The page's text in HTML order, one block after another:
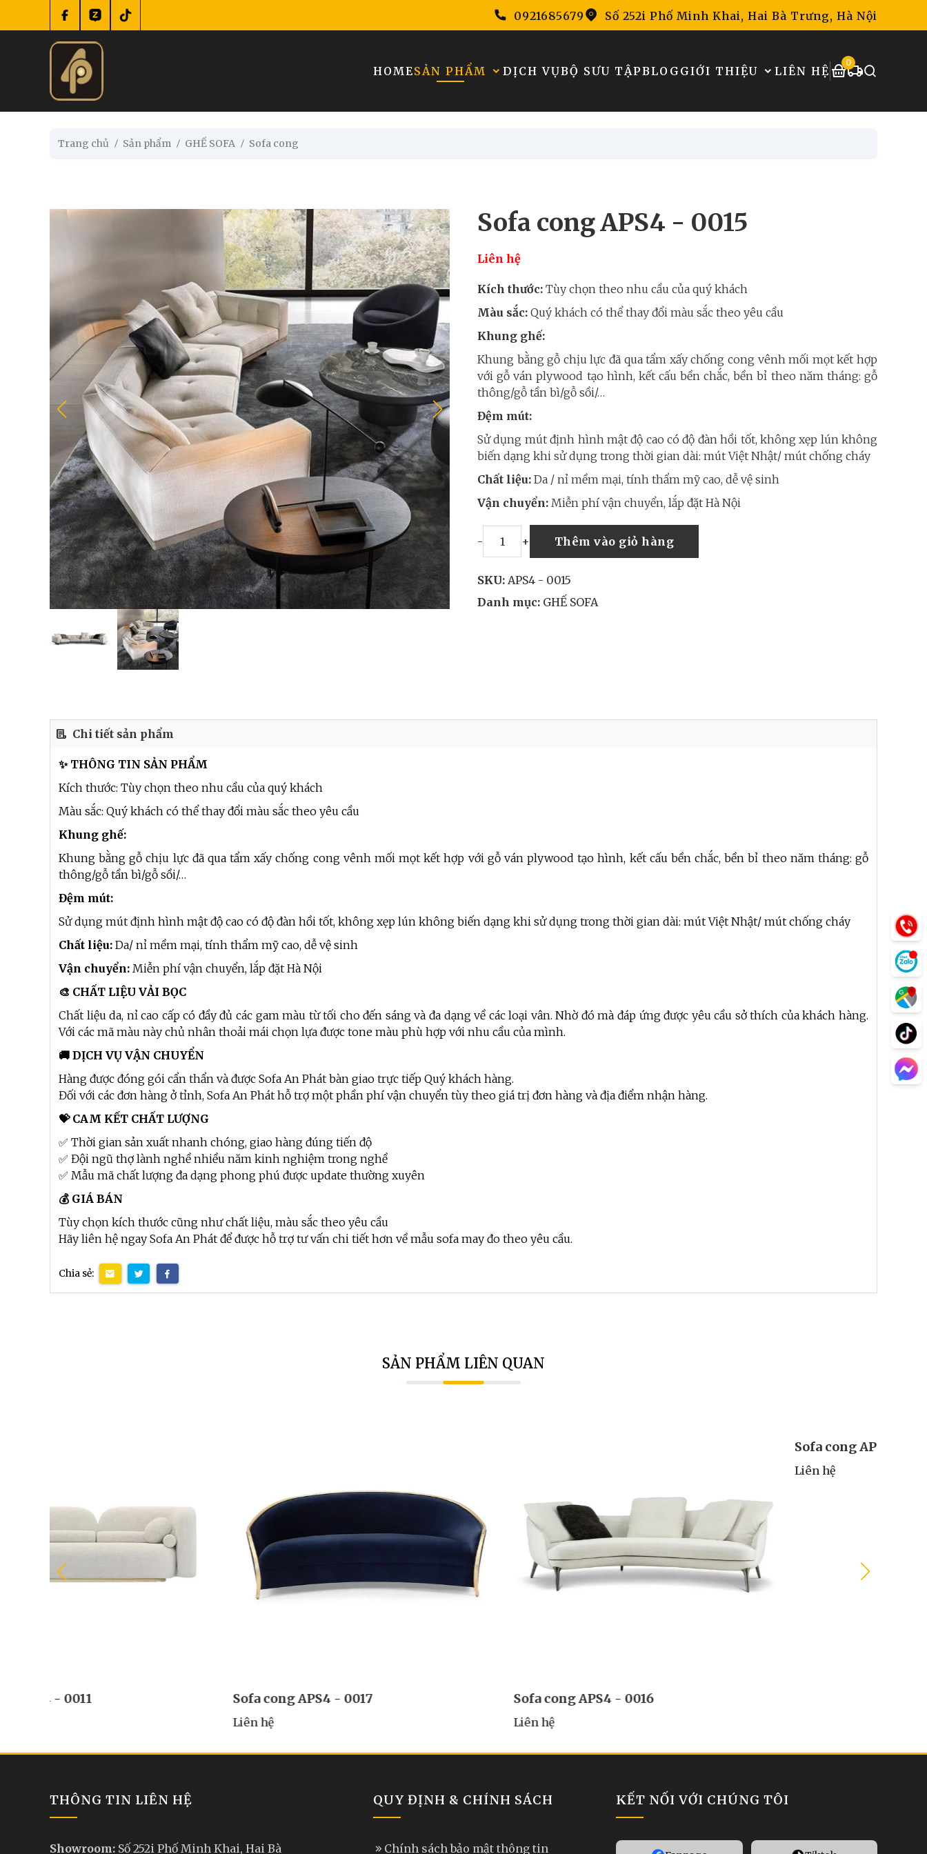
0921685679 Số 252i Phố Minh Khai, Hai Bà Trưng, Hà Nội
HOMESẢN PHẨM DỊCH VỤBỘ SƯU TẬPBLOG GIỚI THIỆU LIÊN HỆ
0
Trang chủ Sản phẩm GHẾ SOFA Sofa cong
Sofa cong APS4 - 0015
Liên hệ
Kích thước: Tùy chọn theo nhu cầu của quý khách
Màu sắc: Quý khách có thể thay đổi màu sắc theo yêu cầu
Khung ghế:
Khung bằng gỗ chịu lực đã qua tẩm xấy chống cong vênh mối mọt kết hợp
với gỗ ván plywood tạo hình, kết cấu bền chắc, bền bỉ theo năm tháng: gỗ
thông/gỗ tần bì/gỗ sồi/…
Đệm mút:
Sử dụng mút định hình mật độ cao có độ đàn hồi tốt, không xẹp lún không
biến dạng khi sử dụng trong thời gian dài: mút Việt Nhật/ mút chống cháy
Chất liệu: Da / nỉ mềm mại, tính thẩm mỹ cao, dễ vệ sinh
Vận chuyển: Miễn phí vận chuyển, lắp đặt Hà Nội
- + Thêm vào giỏ hàng
SKU: APS4 - 0015
Danh mục: GHẾ SOFA
Chi tiết sản phẩm
✨ THÔNG TIN SẢN PHẨM
Kích thước: Tùy chọn theo nhu cầu của quý khách
Màu sắc: Quý khách có thể thay đổi màu sắc theo yêu cầu
Khung ghế:
Khung bằng gỗ chịu lực đã qua tẩm xấy chống cong vênh mối mọt kết hợp với gỗ ván plywood tạo hình, kết cấu bền chắc, bền bỉ theo năm tháng: gỗ
thông/gỗ tần bì/gỗ sồi/…
Đệm mút:
Sử dụng mút định hình mật độ cao có độ đàn hồi tốt, không xẹp lún không biến dạng khi sử dụng trong thời gian dài: mút Việt Nhật/ mút chống cháy
Chất liệu: Da/ nỉ mềm mại, tính thẩm mỹ cao, dễ vệ sinh
Vận chuyển: Miễn phí vận chuyển, lắp đặt Hà Nội
🎨 CHẤT LIỆU VẢI BỌC
Chất liệu da, nỉ cao cấp có đầy đủ các gam màu từ tối cho đến sáng và đa dạng về các loại vân. Nhờ đó mà đáp ứng được yêu cầu sở thích của khách hàng.
Với các mã màu này chủ nhân thoải mái chọn lựa được tone màu phù hợp với nhu cầu của mình.
🚚 DỊCH VỤ VẬN CHUYỂN
Hàng được đóng gói cẩn thẩn và được Sofa An Phát bàn giao trực tiếp Quý khách hàng.
Đối với các đơn hàng ở tỉnh, Sofa An Phát hỗ trợ một phần phí vận chuyển tùy theo giá trị đơn hàng và địa điểm nhận hàng.
💝 CAM KẾT CHẤT LƯỢNG
✅ Thời gian sản xuất nhanh chóng, giao hàng đúng tiến độ
✅ Đội ngũ thợ lành nghề nhiều năm kinh nghiệm trong nghề
✅ Mẫu mã chất lượng đa dạng phong phú được update thường xuyên
💰 GIÁ BÁN
Tùy chọn kích thước cũng như chất liệu, màu sắc theo yêu cầu
Hãy liên hệ ngay Sofa An Phát để được hỗ trợ tư vấn chi tiết hơn về mẫu sofa may đo theo yêu cầu.
Chia sẻ:
SẢN PHẨM LIÊN QUAN
Sofa cong APS4 - 0017 Sofa cong APS4 - 0016 Sofa cong APS4 - 0001
THÔNG TIN LIÊN HỆ
Showroom: Số 252i Phố Minh Khai, Hai Bà
QUY ĐỊNH & CHÍNH SÁCH
Chính sách bảo mật thông tin
KẾT NỐI VỚI CHÚNG TÔI